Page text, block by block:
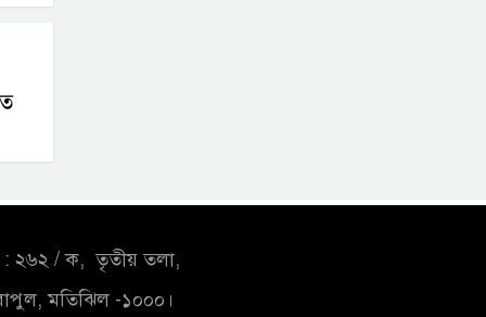
২৬২ / ক, তৃতীয় তলা,
মতিঝিল -১০০০।